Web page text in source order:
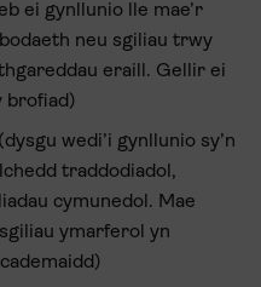
ei gynllunio lle mae’r
neu sgiliau trwy
eraill. Gellir ei
brofiad)
wedi’i gynllunio sy’n
traddodiadol,
cymunedol. Mae
ymarferol yn